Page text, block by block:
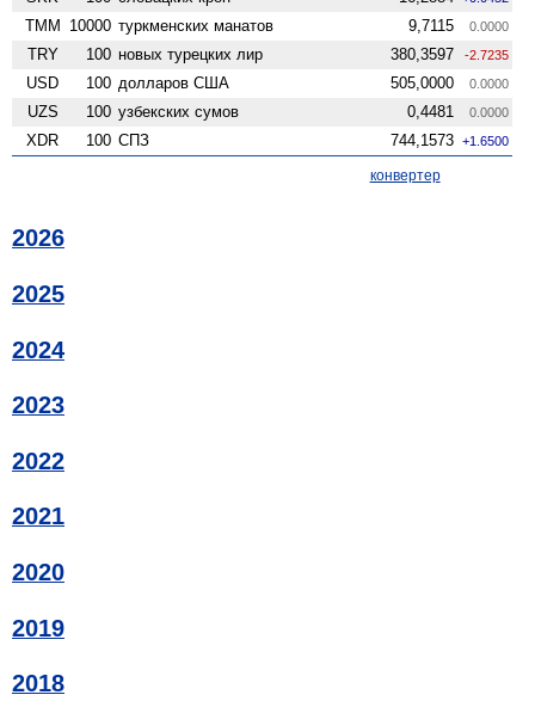
TMM 10000 туркменских манатов 9,7115 0.0000
TRY 100 новых турецких лир 380,3597 -2.7235
USD 100 долларов США 505,0000 0.0000
UZS 100 узбекских сумов 0,4481 0.0000
XDR 100 СПЗ 744,1573 +1.6500
конвертер
2026
2025
2024
2023
2022
2021
2020
2019
2018